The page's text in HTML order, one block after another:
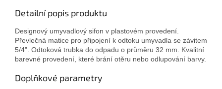
Detailní popis produktu
Designový umyvadlový sifon v plastovém provedení.
Převlečná matice pro připojení k odtoku umyvadla se závitem
5/4". Odtoková trubka do odpadu o průměru 32 mm. Kvalitní
barevné provedení, které brání otěru nebo odlupování barvy.
Doplňkové parametry